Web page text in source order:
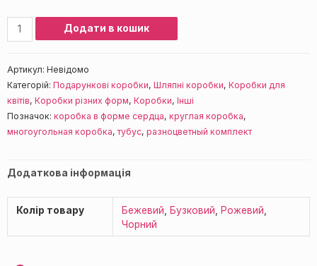
Додати в кошик
Артикул: Невідомо
Категорій: Подарункові коробки, Шляпні коробки, Коробки для
квітів, Коробки різних форм, Коробки, Інші
Позначок: коробка в форме сердца, круглая коробка,
многоугольная коробка,тубус, разноцветный комплект
Додаткова інформація
Колір товару Бежевий Бузковий Рожевий
Чорний